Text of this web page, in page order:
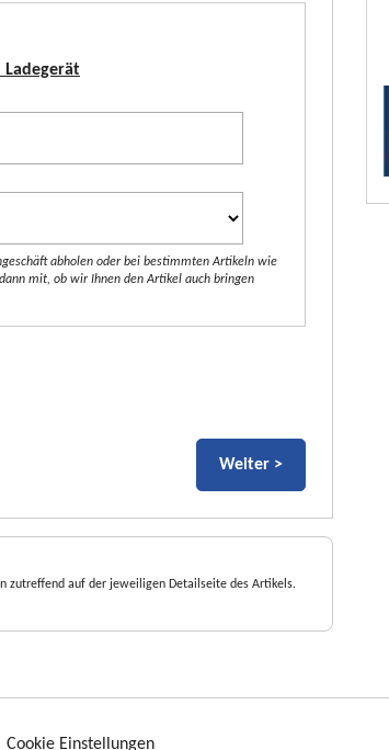
Ladegerät
abholen oder bei bestimmten Artikeln wie
mit, ob wir Ihnen den Artikel auch bringen
zutreffend auf der jeweiligen Detailseite des Artikels.
Cookie Einstellungen